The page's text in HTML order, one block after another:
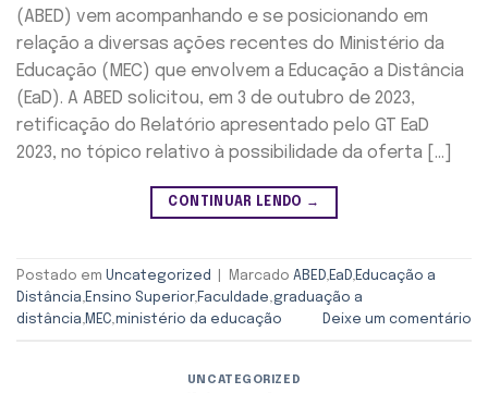
(ABED) vem acompanhando e se posicionando em
relação a diversas ações recentes do Ministério da
Educação (MEC) que envolvem a Educação a Distância
(EaD). A ABED solicitou, em 3 de outubro de 2023,
retificação do Relatório apresentado pelo GT EaD
2023, no tópico relativo à possibilidade da oferta […]
CONTINUAR LENDO →
Postado em Uncategorized Marcado ABED,EaD,Educação a
Distância,Ensino Superior,Faculdade,graduação a
distância,MEC,ministério da educação Deixe um comentário
UNCATEGORIZED